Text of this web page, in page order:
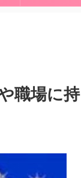
職場に持